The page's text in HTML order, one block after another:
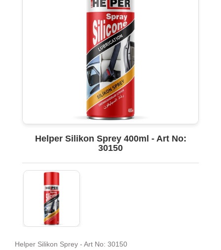
Helper Silikon Sprey 400ml - Art No:
30150
Helper Silikon Sprey - Art No: 30150